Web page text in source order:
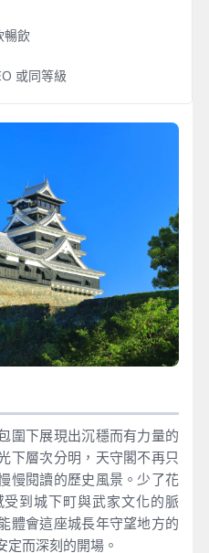
暢飲
或同等級
圍下展現出沉穩而有力量的
下層次分明，天守閣不再只
慢閱讀的歷史風景。少了花
到城下町與武家文化的脈
體會這座城長年守望地方的
而深刻的開場。